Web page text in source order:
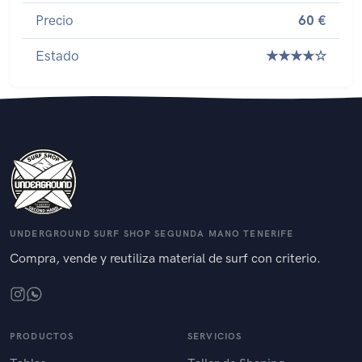
Precio 60 €
Estado ★★★★☆
UNDERGROUND SURF SHOP SEGUNDA MANO TENERIFE
Compra, vende y reutiliza material de surf con criterio.
PRODUCTOS SERVICIOS